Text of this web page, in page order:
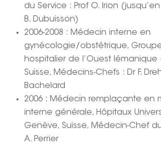
du Service : Prof O. Irion (jusqu’en
B. Dubuisson)
2006-2008 : Médecin interne en
gynécologie/obstétrique,
hospitalier de l’Ouest lémanique
Suisse, Médecins-Chefs : Dr F.
Bachelard
2006 : Médecin remplaçante en
interne générale, Hôpitaux
Genève, Suisse, Médecin-Chef
A. Perrier